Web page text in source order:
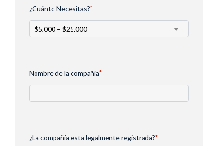
¿Cuánto Necesitas?*
Nombre de la compañía*
¿La compañía esta legalmente registrada?*